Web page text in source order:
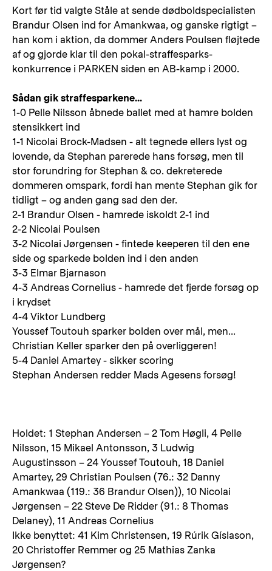
Kort før tid valgte Ståle at sende dødboldspecialisten
Brandur Olsen ind for Amankwaa, og ganske rigtigt –
han kom i aktion, da dommer Anders Poulsen fløjtede
af og gjorde klar til den pokal-straffesparks-
konkurrence i PARKEN siden en AB-kamp i 2000.
Sådan gik straffesparkene...
1-0 Pelle Nilsson åbnede ballet med at hamre bolden
stensikkert ind
1-1 Nicolai Brock-Madsen - alt tegnede ellers lyst og
lovende, da Stephan parerede hans forsøg, men til
stor forundring for Stephan & co. dekreterede
dommeren omspark, fordi han mente Stephan gik for
tidligt – og anden gang sad den der.
2-1 Brandur Olsen - hamrede iskoldt 2-1 ind
2-2 Nicolai Poulsen
3-2 Nicolai Jørgensen - fintede keeperen til den ene
side og sparkede bolden ind i den anden
3-3 Elmar Bjarnason
4-3 Andreas Cornelius - hamrede det fjerde forsøg op
i krydset
4-4 Viktor Lundberg
Youssef Toutouh sparker bolden over mål, men...
Christian Keller sparker den på overliggeren!
5-4 Daniel Amartey - sikker scoring
Stephan Andersen redder Mads Agesens forsøg!
Holdet: 1 Stephan Andersen – 2 Tom Høgli, 4 Pelle
Nilsson, 15 Mikael Antonsson, 3 Ludwig
Augustinsson – 24 Youssef Toutouh, 18 Daniel
Amartey, 29 Christian Poulsen (76.: 32 Danny
Amankwaa (119.: 36 Brandur Olsen)), 10 Nicolai
Jørgensen – 22 Steve De Ridder (91.: 8 Thomas
Delaney), 11 Andreas Cornelius
Ikke benyttet: 41 Kim Christensen, 19 Rúrik Gíslason,
20 Christoffer Remmer og 25 Mathias Zanka
Jørgensen?